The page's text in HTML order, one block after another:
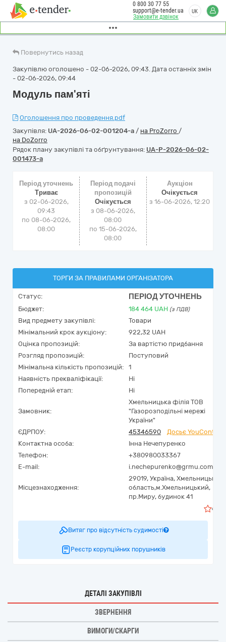
Замовити дзвінок
0 800 30 77 55
support@e-tender.ua
UK
Повернутись назад
Закупівлю оголошено - 02-06-2026, 09:43. Дата останніх змін
- 02-06-2026, 09:44
Модуль пам'яті
Оголошення про проведення.pdf
Закупівля: UA-2026-06-02-001204-a / на ProZorro /
на DoZorro
Рядок плану закупівлі та обґрунтування: UA-P-2026-06-02-
001473-a
Період уточнень
Триває
з 02-06-2026,
09:43
по 08-06-2026,
08:00
Період подачі
пропозицій
Очікується
з 08-06-2026,
08:00
по 15-06-2026,
08:00
Аукціон
Очікується
з16-06-2026, 12:20
ТОРГИ ЗА ПРАВИЛАМИ ОРГАНІЗАТОРА
Статус: ПЕРІОД УТОЧНЕНЬ
Бюджет: 184 464 UAH (з ПДВ)
Вид предмету закупівлі:
Товари
Мінімальний крок аукціону:
922,32 UAH
Оцінка пропозицій:
За вартістю придбання
Розгляд пропозицій:
Поступовий
Мінімальна кількість пропозицій:
1
Наявність прекваліфікації:
Ні
Попередній етап:
Ні
Замовник:
Хмельницька філія ТОВ
"Газорозподільні мережі
України"
ЄДРПОУ:
45346590
Досьє YouControl
Контактна особа:
Інна Нечепуренко
Телефон:
+380980033367
E-mail:
i.nechepurenko@grmu.com.ua
Місцезнаходження:
29019, Україна, Хмельницька
область,м.Хмельницький,
пр.Миру, будинок 41
Витяг про відсутність судимості
Реєстр корупційних порушників
ДЕТАЛІ ЗАКУПІВЛІ
ЗВЕРНЕННЯ
ВИМОГИ/СКАРГИ